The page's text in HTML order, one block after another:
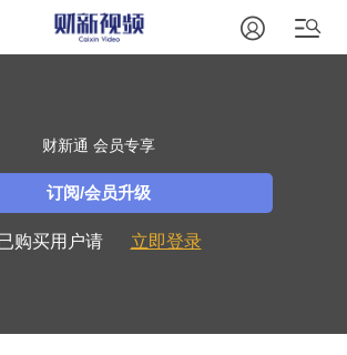
财新通 会员专享
订阅/会员升级
购买用户请 立即登录